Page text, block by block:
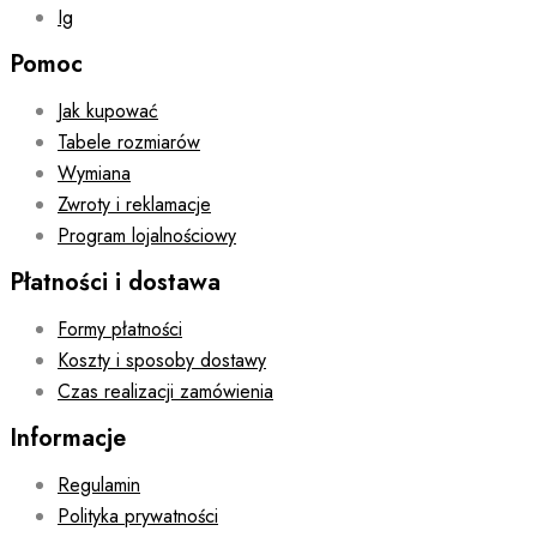
Ig
Pomoc
Jak kupować
Tabele rozmiarów
Wymiana
Zwroty i reklamacje
Program lojalnościowy
Płatności i dostawa
Formy płatności
Koszty i sposoby dostawy
Czas realizacji zamówienia
Informacje
Regulamin
Polityka prywatności